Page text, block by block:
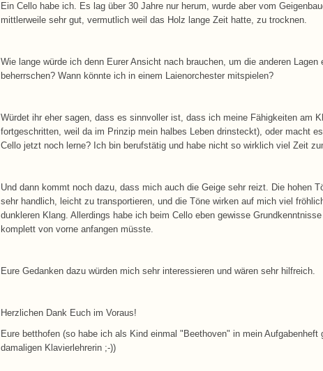
Ein Cello habe ich. Es lag über 30 Jahre nur herum, wurde aber vom
mittlerweile sehr gut, vermutlich weil das Holz lange Zeit hatte, zu trocknen.
Wie lange würde ich denn Eurer Ansicht nach brauchen, um die anderen
beherrschen? Wann könnte ich in einem Laienorchester mitspielen?
Würdet ihr eher sagen, dass es sinnvoller ist, dass ich meine Fähigkeiten am
fortgeschritten, weil da im Prinzip mein halbes Leben drinsteckt), oder macht
Cello jetzt noch lerne? Ich bin berufstätig und habe nicht so wirklich viel Zeit
Und dann kommt noch dazu, dass mich auch die Geige sehr reizt. Die hohen
sehr handlich, leicht zu transportieren, und die Töne wirken auf mich viel
dunkleren Klang. Allerdings habe ich beim Cello eben gewisse
komplett von vorne anfangen müsste.
Eure Gedanken dazu würden mich sehr interessieren und wären sehr hilfreich.
Herzlichen Dank Euch im Voraus!
Eure betthofen (so habe ich als Kind einmal "Beethoven" in mein
damaligen Klavierlehrerin ;-))